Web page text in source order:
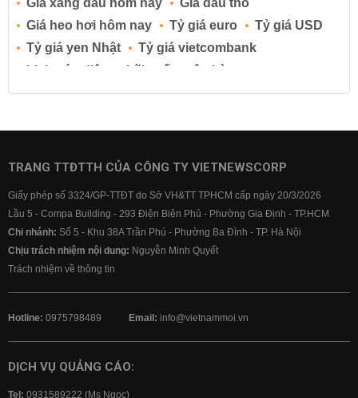
Giá xăng dầu hôm nay
Giá dầu thô
Giá heo hơi hôm nay
Tỷ giá euro
Tỷ giá USD
Tỷ giá yen Nhật
Tỷ giá vietcombank
Lịch cúp điện
Lãi suất ngân hàng
Lãi suất tiết kiệm
Lãi suất tiền gửi
Lãi suất ngân hàng BIDV
Lãi suất ngân hàng Vietcombank
TRANG TTĐTTH CỦA CÔNG TY VIETNEWSCORP
Giấy phép số 3324/GP-TTĐT do Sở VH&TT TPHCM cấp ngày 20/3/2026
Lầu 5 - Compa Building - 293 Điện Biên Phủ - Phường Gia Định - TP.HCM
Chi nhánh: Số 5 - Khu 38A Trần Phú - Phường Ba Đình - TP. Hà Nội
Chịu trách nhiệm nội dung: Nguyễn Minh Quyết
Trách nhiệm về thông tin
Hotline: 0975798489 Email: info@vietnammoi.vn
DỊCH VỤ QUẢNG CÁO:
Tel: 0931589222 (Ms Ngọc)